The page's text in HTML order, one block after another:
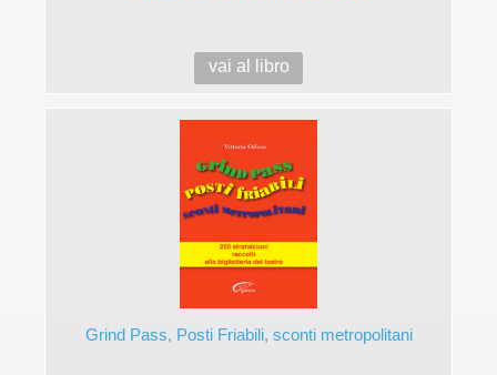
vai al libro
Grind Pass, Posti Friabili, sconti metropolitani